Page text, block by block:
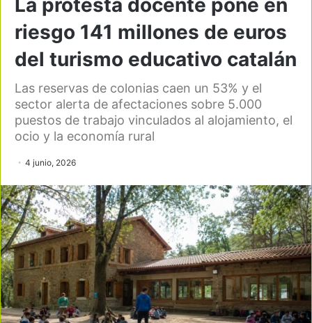
La protesta docente pone en
riesgo 141 millones de euros
del turismo educativo catalán
Las reservas de colonias caen un 53% y el
sector alerta de afectaciones sobre 5.000
puestos de trabajo vinculados al alojamiento, el
ocio y la economía rural
4 junio, 2026